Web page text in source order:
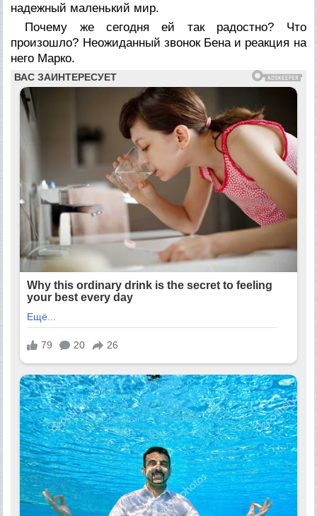
надежный маленький мир.
Почему же сегодня ей так радостно? Что
произошло? Неожиданный звонок Бена и реакция на
него Марко.